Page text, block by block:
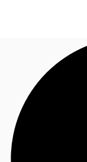
Blog
Données
Appelez